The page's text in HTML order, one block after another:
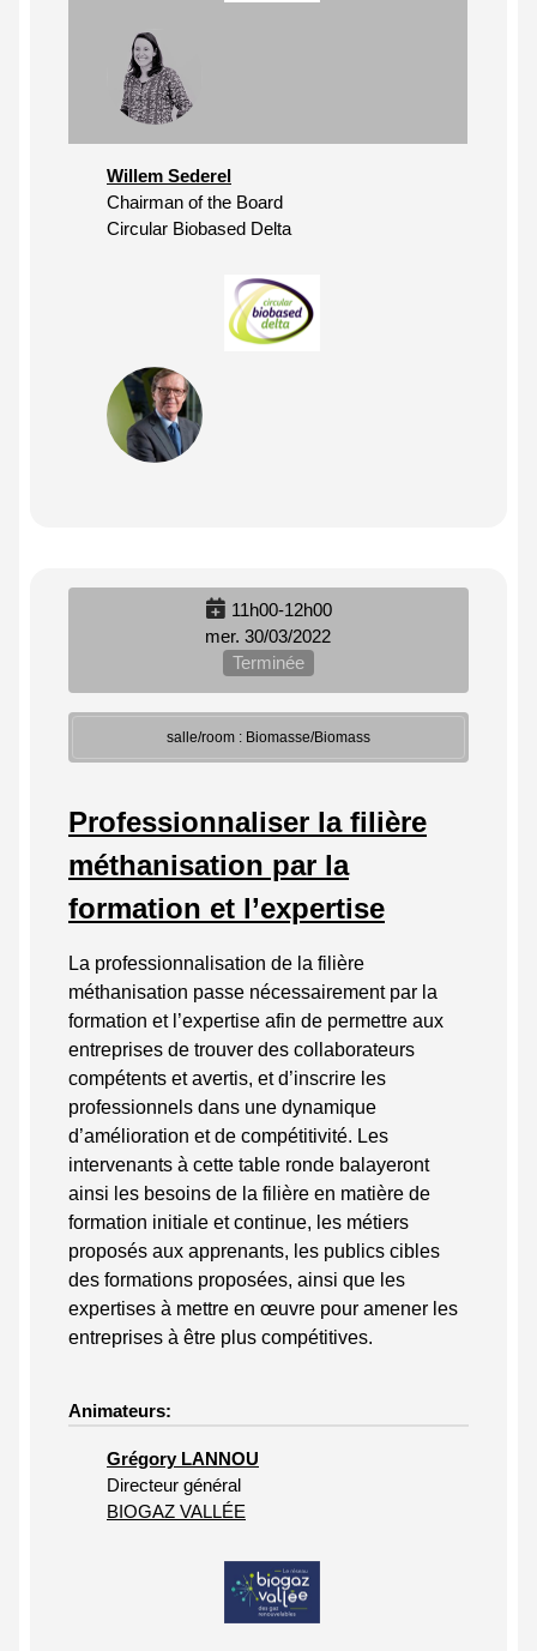
Willem Sederel
Chairman of the Board
Circular Biobased Delta
11h00-12h00
mer. 30/03/2022
Terminée
salle/room : Biomasse/Biomass
Professionnaliser la filière
méthanisation par la
formation et l’expertise
La professionnalisation de la filière
méthanisation passe nécessairement par la
formation et l’expertise afin de permettre aux
entreprises de trouver des collaborateurs
compétents et avertis, et d’inscrire les
professionnels dans une dynamique
d’amélioration et de compétitivité. Les
intervenants à cette table ronde balayeront
ainsi les besoins de la filière en matière de
formation initiale et continue, les métiers
proposés aux apprenants, les publics cibles
des formations proposées, ainsi que les
expertises à mettre en œuvre pour amener les
entreprises à être plus compétitives.
Animateurs:
Grégory LANNOU
Directeur général
BIOGAZ VALLÉE